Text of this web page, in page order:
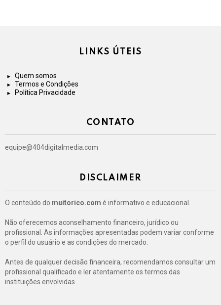
LINKS ÚTEIS
Quem somos
Termos e Condições
Política Privacidade
CONTATO
equipe@404digitalmedia.com
DISCLAIMER
O conteúdo do muitorico.com é informativo e educacional.
Não oferecemos aconselhamento financeiro, jurídico ou
profissional. As informações apresentadas podem variar conforme
o perfil do usuário e as condições do mercado.
Antes de qualquer decisão financeira, recomendamos consultar um
profissional qualificado e ler atentamente os termos das
instituições envolvidas.